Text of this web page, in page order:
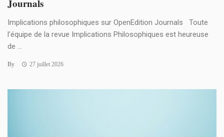
Journals
Implications philosophiques sur OpenEdition Journals Toute
l’équipe de la revue Implications Philosophiques est heureuse
de ...
By 27 juillet 2026